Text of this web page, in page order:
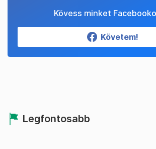
Kövess minket
Követem!
Legfontosabb